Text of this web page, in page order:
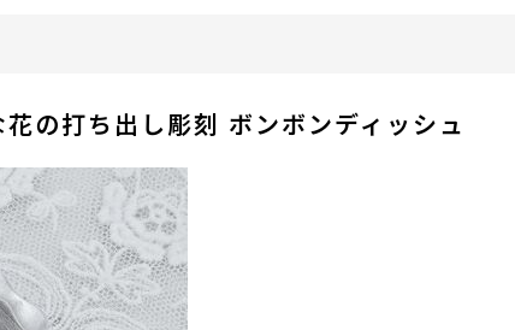
の打ち出し彫刻 ボンボンディッシュ